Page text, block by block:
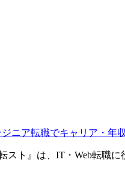
ジニア転職でキャリア・
ト』は、IT・Web転職に